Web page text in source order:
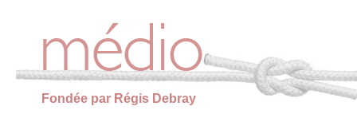
Fondée par Régis Debray